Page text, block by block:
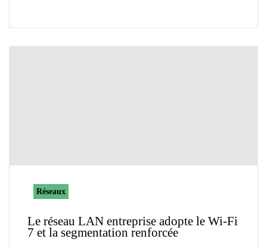
Réseaux
Le réseau LAN entreprise adopte le Wi-Fi
7 et la segmentation renforcée